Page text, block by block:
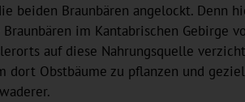
beiden Braunbären angelockt. Denn
im Kantabrischen Gebirge
auf diese Nahrungsquelle
dort Obstbäume zu pflanzen und